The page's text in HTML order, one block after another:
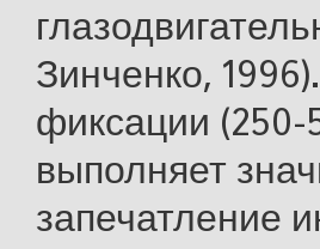
Зинченко,
фиксации (250-
выполняет
запечатление